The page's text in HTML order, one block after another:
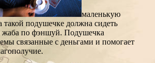
маленькую
подушечке должна сидеть
жаба по фэншуй. Подушечка
связанные с деньгами и помогает